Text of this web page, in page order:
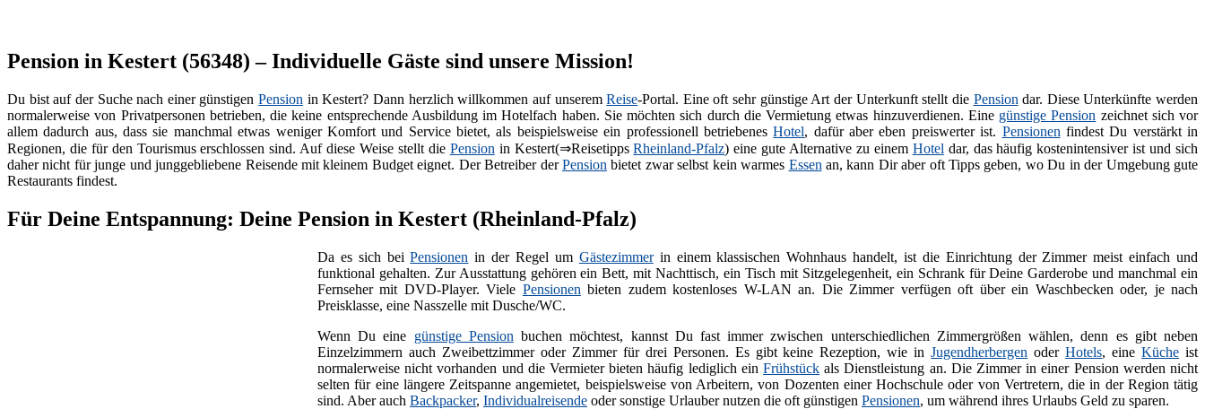
Pension in Kestert (56348) – Individuelle Gäste sind unsere Mission!
Du bist auf der Suche nach einer günstigenPension in Kestert? Dann herzlich willkommen auf unseremReise-Portal. Eine oft sehr günstige Art der Unterkunft stellt die Pension dar. Diese Unterkünfte werden
normalerweise von Privatpersonen betrieben, die keine entsprechende Ausbildung im Hotelfach haben. Sie möchten sich durch die Vermietung etwas hinzuverdienen. Eine günstige Pension zeichnet sich vor
allem dadurch aus, dass sie manchmal etwas weniger Komfort und Service bietet, als beispielsweise ein professionell betriebenesHotel, dafür aber eben preiswerter ist. Pensionen findest Du verstärkt in
Regionen, die für den Tourismus erschlossen sind. Auf diese Weise stellt die Pension in Kestert(⇒ReisetippsRheinland-Pfalz) eine gute Alternative zu einem Hotel dar, das häufig kostenintensiver ist und sich
daher nicht für junge und junggebliebene Reisende mit kleinem Budget eignet. Der Betreiber derPension bietet zwar selbst kein warmes Essen an, kann Dir aber oft Tipps geben, wo Du in der Umgebung gute
Restaurants findest.
Für Deine Entspannung: Deine Pension in Kestert (Rheinland-Pfalz)
Da es sich beiPensionen in der Regel um Gästezimmerin einem klassischen Wohnhaus handelt, ist die Einrichtung der Zimmer meist einfach und
funktional gehalten. Zur Ausstattung gehören ein Bett, mit Nachttisch, ein Tisch mit Sitzgelegenheit, ein Schrank für Deine Garderobe und manchmal ein
Fernseher mit DVD-Player. Viele Pensionen bieten zudem kostenloses W-LAN an. Die Zimmer verfügen oft über ein Waschbecken oder, je nach
Preisklasse, eine Nasszelle mit Dusche/WC.
Wenn Du eine günstige Pension buchen möchtest, kannst Du fast immer zwischen unterschiedlichen Zimmergrößen wählen, denn es gibt neben
Einzelzimmern auch Zweibettzimmer oder Zimmer für drei Personen. Es gibt keine Rezeption, wie inJugendherbergen oderHotels, eineKüche ist
normalerweise nicht vorhanden und die Vermieter bieten häufig lediglich ein Frühstück als Dienstleistung an. Die Zimmer in einer Pension werden nicht
selten für eine längere Zeitspanne angemietet, beispielsweise von Arbeitern, von Dozenten einer Hochschule oder von Vertretern, die in der Region tätig
sind. Aber auch Backpacker, Individualreisende oder sonstige Urlauber nutzen die oft günstigen Pensionen, um während ihres Urlaubs Geld zu sparen.